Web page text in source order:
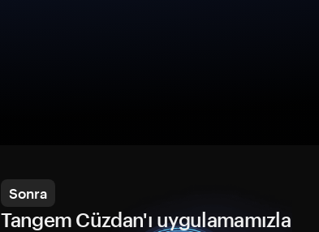
Sonra
Tangem Cüzdan'ı uygulamamızla